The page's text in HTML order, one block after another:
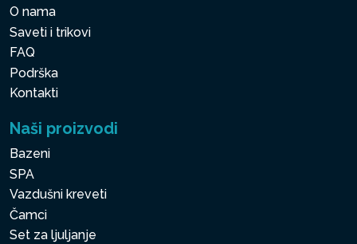
O nama
Saveti i trikovi
FAQ
Podrška
Kontakti
Naši proizvodi
Bazeni
SPA
Vazdušni kreveti
Čamci
Set za ljuljanje